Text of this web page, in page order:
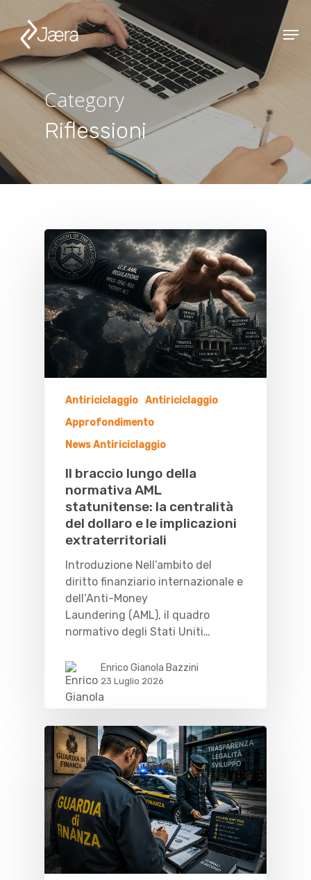
Category
Riflessioni
Antiriciclaggio Antiriciclaggio
Approfondimento
News Antiriciclaggio
Il braccio lungo della
normativa AML
statunitense: la centralità
del dollaro e le implicazioni
extraterritoriali
Introduzione Nell’ambito del
diritto finanziario internazionale e
dell’Anti-Money
Laundering (AML), il quadro
normativo degli Stati Uniti…
Enrico Gianola Bazzini
23 Luglio 2026